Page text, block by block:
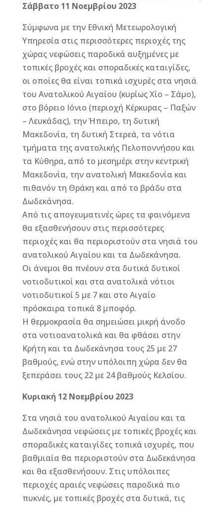
Σάββατο 11 Νοεμβρίου 2023
Σύμφωνα με την Εθνική Μετεωρολογική
Υπηρεσία στις περισσότερες περιοχές της
χώρας νεφώσεις παροδικά αυξημένες με
τοπικές βροχές και σποραδικές καταιγίδες,
οι οποίες θα είναι τοπικά ισχυρές στα νησιά
του Ανατολικού Αιγαίου (κυρίως Χίο – Σάμο),
στο βόρειο Ιόνιο (περιοχή Κέρκυρας – Παξών
– Λευκάδας), την Ήπειρο, τη δυτική
Μακεδονία, τη δυτική Στερεά, τα νότια
τμήματα της ανατολικής Πελοποννήσου και
τα Κύθηρα, από το μεσημέρι στην κεντρική
Μακεδονία, την ανατολική Μακεδονία και
πιθανόν τη Θράκη και από το βράδυ στα
Δωδεκάνησα.
Από τις απογευματινές ώρες τα φαινόμενα
θα εξασθενήσουν στις περισσότερες
περιοχές και θα περιοριστούν στα νησιά του
ανατολικού Αιγαίου και τα Δωδεκάνησα.
Οι άνεμοι θα πνέουν στα δυτικά δυτικοί
νοτιοδυτικοί και στα ανατολικά νότιοι
νοτιοδυτικοί 5 με 7 και στο Αιγαίο
πρόσκαιρα τοπικά 8 μποφόρ.
Η θερμοκρασία θα σημειώσει μικρή άνοδο
στα νοτιοανατολικά και θα φθάσει στην
Κρήτη και τα Δωδεκάνησα τους 25 με 27
βαθμούς, ενώ στην υπόλοιπη χώρα δεν θα
ξεπεράσει τους 22 με 24 βαθμούς Κελσίου.
Κυριακή 12 Νοεμβρίου 2023
Στα νησιά του ανατολικού Αιγαίου και τα
Δωδεκάνησα νεφώσεις με τοπικές βροχές και
σποραδικές καταιγίδες τοπικά ισχυρές, που
βαθμιαία θα περιοριστούν στα Δωδεκάνησα
και θα εξασθενήσουν. Στις υπόλοιπες
περιοχές αραιές νεφώσεις παροδικά πιο
πυκνές, με τοπικές βροχές στα δυτικά, τις